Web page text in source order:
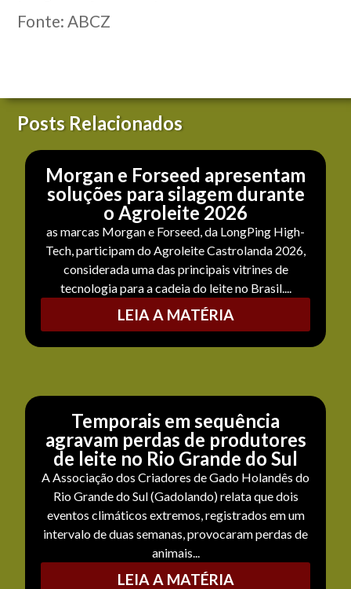
Fonte: ABCZ
Posts Relacionados
Morgan e Forseed apresentam
soluções para silagem durante
o Agroleite 2026
as marcas Morgan e Forseed, da LongPing High-
Tech, participam do Agroleite Castrolanda 2026,
considerada uma das principais vitrines de
tecnologia para a cadeia do leite no Brasil....
LEIA A MATÉRIA
Temporais em sequência
agravam perdas de produtores
de leite no Rio Grande do Sul
A Associação dos Criadores de Gado Holandês do
Rio Grande do Sul (Gadolando) relata que dois
eventos climáticos extremos, registrados em um
intervalo de duas semanas, provocaram perdas de
animais...
LEIA A MATÉRIA